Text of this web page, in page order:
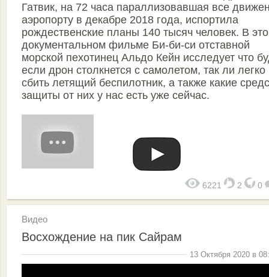
Гатвик, на 72 часа параллизовавшая все
аэропорту в декабре 2018 года, испортила
рождественские планы 140 тысяч человек. В
документальном фильме Би-би-си отставной
морской пехотинец Альдо Кейн исследует что
если дрон столкнется с самолетом, так ли легко
сбить летящий беспилотник, а также какие
защиты от них у нас есть уже сейчас.
6221 2 0
Видео
Восхождение на пик Сайрам
13 Октября 2020 в